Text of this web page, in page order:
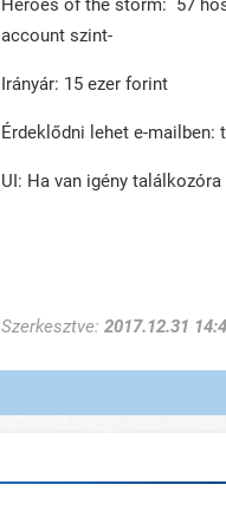
Heroes of the storm: 57
account szint-
Irányár: 15 ezer forint
Érdeklődni lehet e-mailben:
UI: Ha van igény
Szerkesztve: 2017.12.31